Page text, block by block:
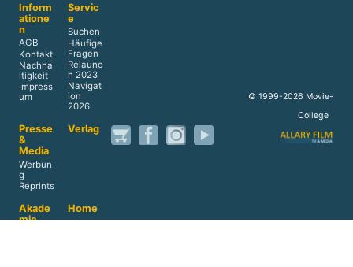
Inform
atione
n
AGB
Kontakt
Nachha
ltigkeit
Impress
um
Servic
e
Suchen
Häufige
Fragen
Relaunc
h 2023
Navigat
ion
2026
Presse
&
Media
Werbun
g
Reprints
Verlag
Akade
mie
Home
© 1999-2026 Movie-
College